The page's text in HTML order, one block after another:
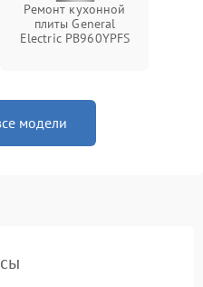
Ремонт кухонной
плиты General
Electric PB960YPFS
модели